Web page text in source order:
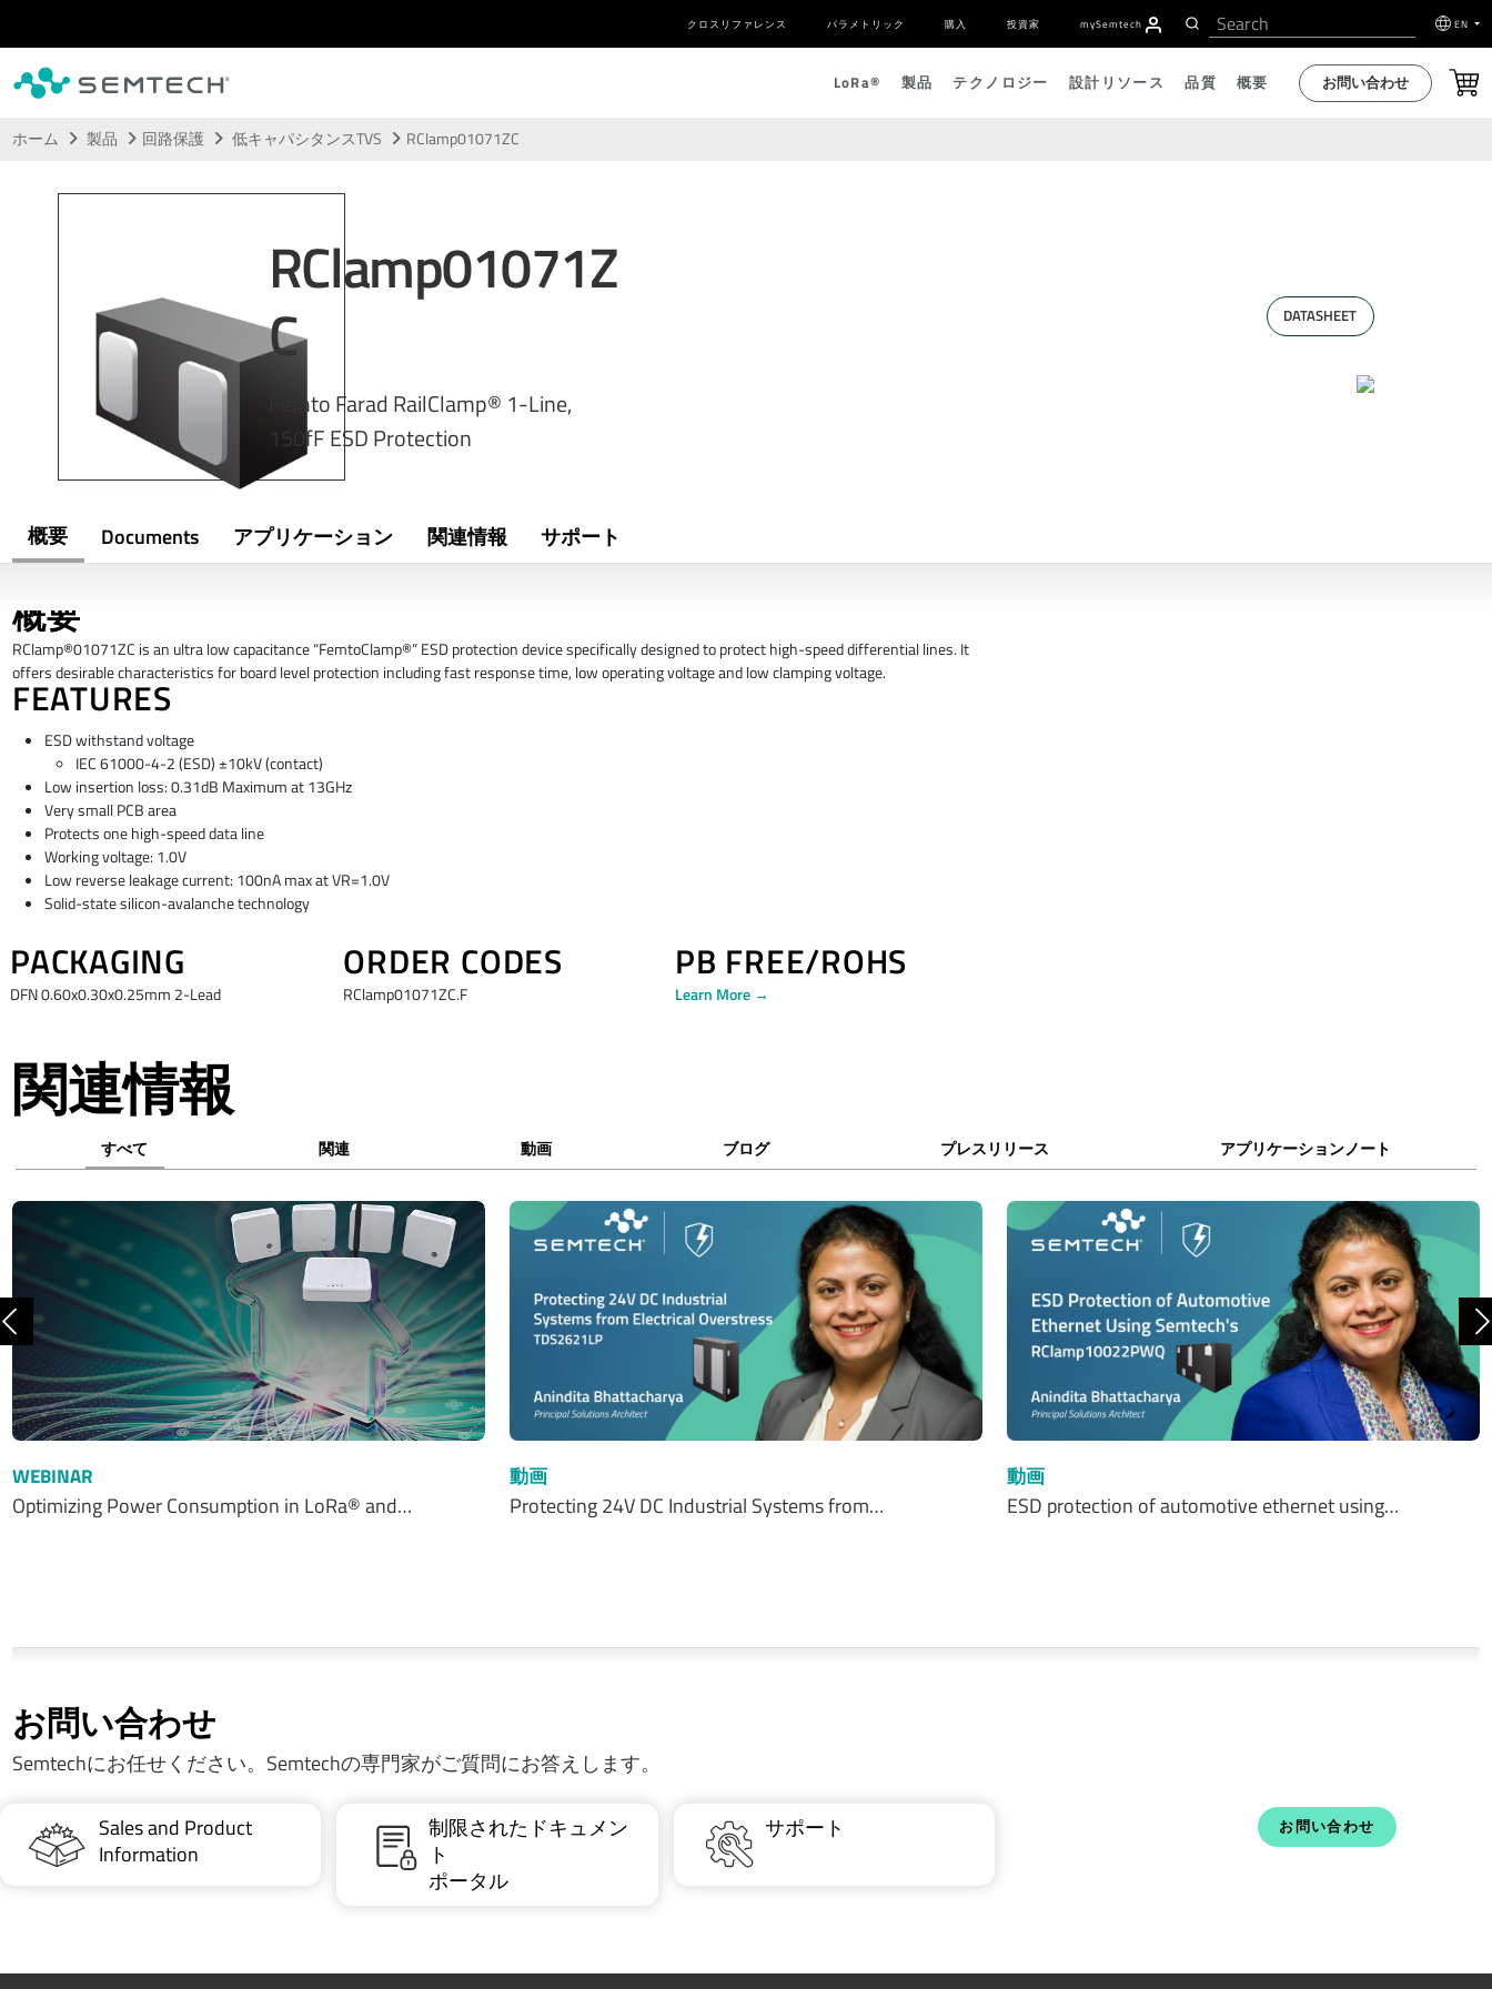
メインコンテンツにスキップ
クロスリファレンス パラメトリック 購入 投資家 mySemtech EN
LoRa® 製品 テクノロジー 設計リソース 品質 概要 お問い合わせ
ホーム 製品 回路保護 低キャパシタンスTVS RClamp01071ZC
RClamp01071Z
C
Femto Farad RailClamp® 1-Line,
150fF ESD Protection
DATASHEET
概要 Documents アプリケーション 関連情報 サポート
概要
RClamp®01071ZC is an ultra low capacitance “FemtoClamp®” ESD protection device specifically designed to protect high-speed differential lines. It
offers desirable characteristics for board level protection including fast response time, low operating voltage and low clamping voltage.
FEATURES
ESD withstand voltage
IEC 61000-4-2 (ESD) ±10kV (contact)
Low insertion loss: 0.31dB Maximum at 13GHz
Very small PCB area
Protects one high-speed data line
Working voltage: 1.0V
Low reverse leakage current: 100nA max at VR=1.0V
Solid-state silicon-avalanche technology
PACKAGING
DFN 0.60x0.30x0.25mm 2-Lead
ORDER CODES
RClamp01071ZC.F
PB FREE/ROHS
Learn More →
関連情報
すべて 関連 動画 ブログ プレスリリース アプリケーションノート
WEBINAR
Optimizing Power Consumption in LoRa® and…
動画
Protecting 24V DC Industrial Systems from…
動画
ESD protection of automotive ethernet using…
前へ
お問い合わせ
Semtechにお任せください。Semtechの専門家がご質問にお答えします。
Sales and Product
Information
制限されたドキュメン
ト
ポータル
サポート お問い合わせ